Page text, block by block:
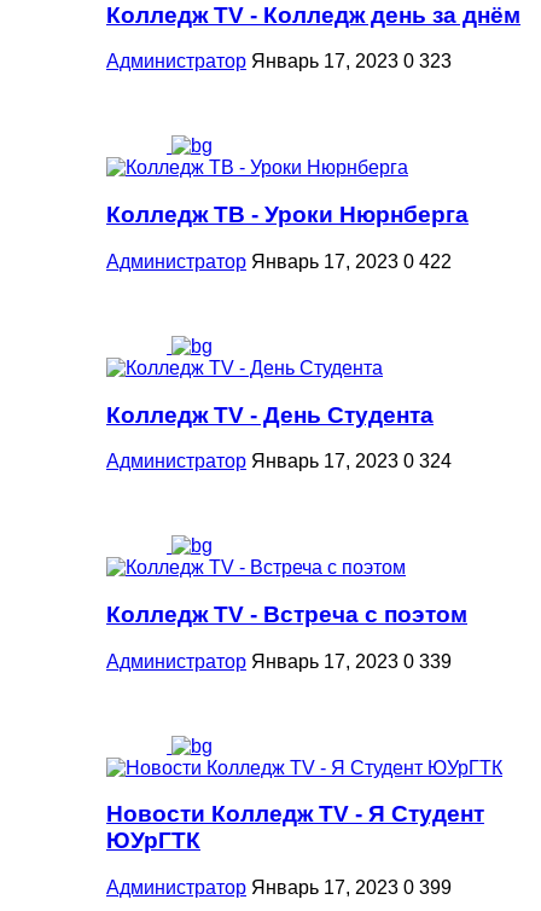
Колледж ТV - Колледж день за днём
Администратор Январь 17, 2023 0 323
Колледж ТВ - Уроки Нюрнберга
Администратор Январь 17, 2023 0 422
Колледж TV - День Студента
Администратор Январь 17, 2023 0 324
Колледж TV - Встреча с поэтом
Администратор Январь 17, 2023 0 339
Новости Колледж TV - Я Студент
ЮУрГТК
Администратор Январь 17, 2023 0 399